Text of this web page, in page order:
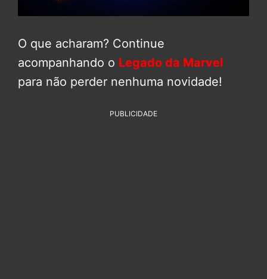
O que acharam? Continue
acompanhando o Legado da Marvel
para não perder nenhuma novidade!
PUBLICIDADE